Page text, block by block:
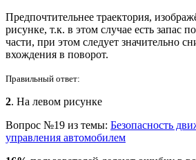
Предпочтительнее траектория,
рисунке, т.к. в этом случае есть запас
части, при этом следует значительно
вхождения в поворот.
Правильный ответ:
2. На левом рисунке
Вопрос №19 из темы: Безопасность
управления автомобилем